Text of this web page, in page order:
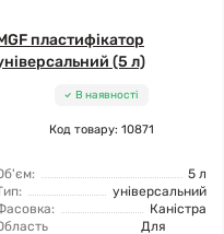
пластифікатор
(5 л)
В наявності
Код товару: 10871
5 л
універсальний
Каністра
Для